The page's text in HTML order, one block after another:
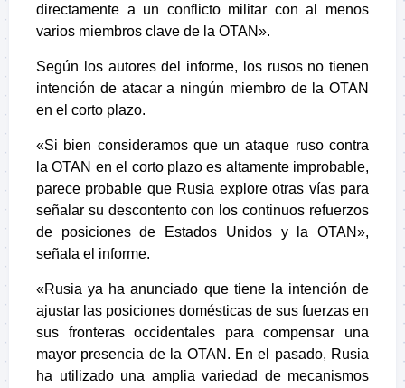
directamente a un conflicto militar con al menos
varios miembros clave de la OTAN».
Según los autores del informe, los rusos no tienen
intención de atacar a ningún miembro de la OTAN
en el corto plazo.
«Si bien consideramos que un ataque ruso contra
la OTAN en el corto plazo es altamente improbable,
parece probable que Rusia explore otras vías para
señalar su descontento con los continuos refuerzos
de posiciones de Estados Unidos y la OTAN»,
señala el informe.
«Rusia ya ha anunciado que tiene la intención de
ajustar las posiciones domésticas de sus fuerzas en
sus fronteras occidentales para compensar una
mayor presencia de la OTAN. En el pasado, Rusia
ha utilizado una amplia variedad de mecanismos